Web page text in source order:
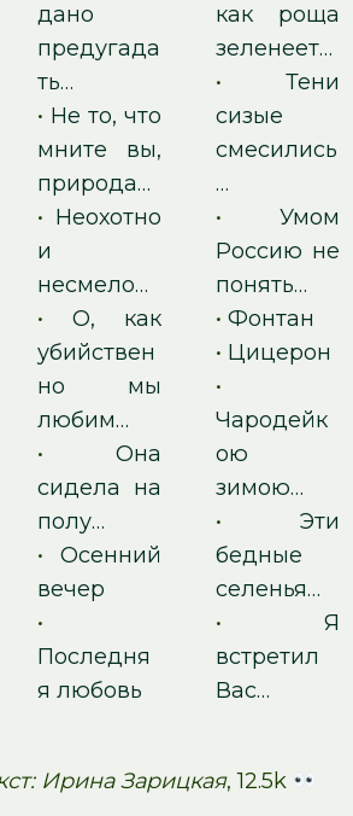
дано
предугада
ть…
• Не то, что
мните вы,
природа…
• Неохотно
и
несмело…
• О, как
убийствен
но мы
любим…
• Она
сидела на
полу…
• Осенний
вечер
•
Последня
я любовь
как роща
зеленеет…
•Тени
сизые
смесились
…
•Умом
Россию не
понять…
•Фонтан
• Цицерон
•
Чародейк
ою
зимою…
• Эти
бедные
селенья…
•Я
встретил
Вас…
Ирина Зарицкая, 12.5k